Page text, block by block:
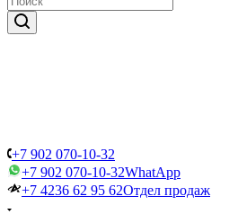
+7 902 070-10-32
+7 902 070-10-32WhatApp
+7 4236 62 95 62Отдел продаж